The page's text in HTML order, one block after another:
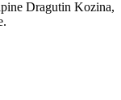
Dragutin Kozina,